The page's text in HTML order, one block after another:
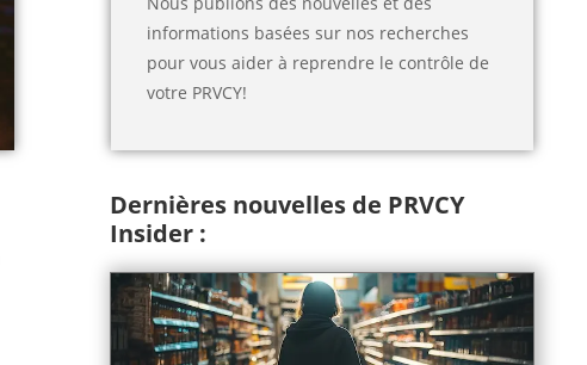
informations basées sur nos recherches
pour vous aider à reprendre le contrôle de
votre PRVCY!
Dernières nouvelles de PRVCY
Insider :